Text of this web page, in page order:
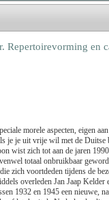
Hieronder
een genre,
Zoeken
Lees
Repertoirevorming en
morele aspecten, eigen
je je uit vrije wil met de Duitse
wist zich tot aan de jaren
totaal onbruikbaar
zich voortdeden tijdens de
overleden Jan Jaap Kelder
1932 en 1945 een nieuwe,